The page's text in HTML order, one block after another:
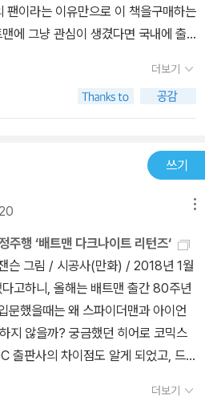
팬이라는 이유만으로 이 책을구매하는
에 그냥 관심이 생겼다면 국내에 출
트의 먼 뒷이야기라고 착각할 수가 있
상관이 없으며 배트맨 생활을 청산했
파라는 집단에 의해 공포에 떠는 고담
몸을 다시 이끌고 고담시를 청소하기
힘이 넘치는 히어로가 늙으면 어떻
면 아주재미있고 흥미로울수가 있지
면 오산이다.이 책엔 액션씬보단액션
늙어버린 세월의 무상함을 토로하기
을 보는건지 노인네의 푸념을 듣는건
만큼 대사가정말 많은 책이여서 쑥쑥
에겐 도무지 맞지 않는 책이다.하비
색을 맞추기 위해 이 책에 등장시켰
가 이 책을구매하는 일은 없도록 당부
더보기
쓰기
행 ‘배트맨 다크나이트 리턴즈‘
슨 그림 / 시공사(만화) / 2018년 1월
고하니, 올해는 배트맨 출간 80주년
문했을때는 왜 스파이더맨과 아이언
지 않을까? 궁금했던 히어로 코믹스
출판사의 차이점도 알게 되었고, 드
다면, DC는 세계관쪽보다는 캐릭터
더보기